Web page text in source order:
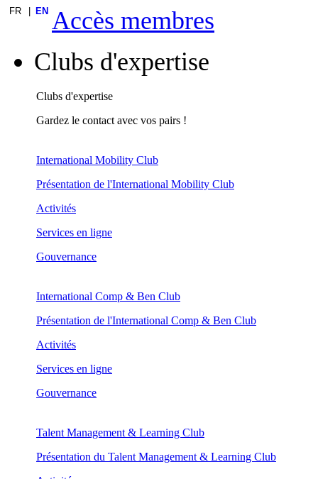
FR EN Accès membres
Clubs d'expertise
Clubs d'expertise
Gardez le contact avec vos pairs !
International Mobility Club
Présentation de l'International Mobility Club
Activités
Services en ligne
Gouvernance
International Comp & Ben Club
Présentation de l'International Comp & Ben Club
Activités
Services en ligne
Gouvernance
Talent Management & Learning Club
Présentation du Talent Management & Learning Club